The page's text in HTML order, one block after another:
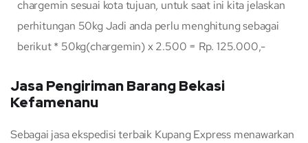
chargemin sesuai kota tujuan, untuk saat ini kita jelaskan
perhitungan 50kg Jadi anda perlu menghitung sebagai
berikut * 50kg(chargemin) x 2.500 = Rp. 125.000,-
Jasa Pengiriman Barang Bekasi
Kefamenanu
Sebagai jasa ekspedisi terbaik Kupang Express menawarkan